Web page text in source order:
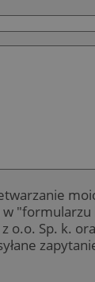
w
o.o. Sp. k.